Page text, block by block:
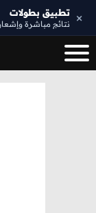
× تطبيق بطولات
نتائج مباشرة